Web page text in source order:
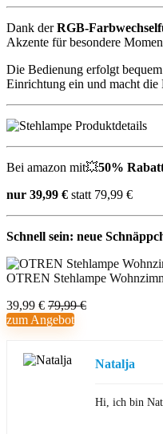
Dank derRGB-
Akzente für besondere
Die Bedienung erfolgt
Einrichtung ein und macht
Bei amazon mit💥50%
nur 39,99 € statt 79,99 €
Schnell sein: neue
OTREN Stehlampe
39,99 € 79,99 €
zum Angebot
Natalja
Hi, ich bin